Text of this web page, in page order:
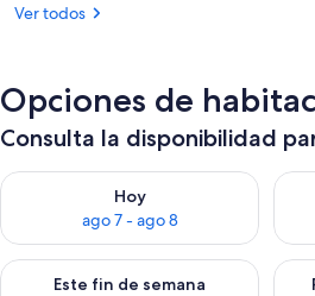
Ver todos
Opciones de
Consulta la disponibilidad
Hoy
ago 7 - ago 8
Consulta la disponibilidad para hoy
Este fin de semana
Consulta la disponibilidad para este